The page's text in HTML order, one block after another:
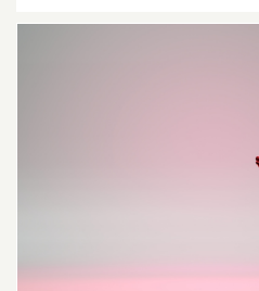
Oberlandesgericht
Aussagen